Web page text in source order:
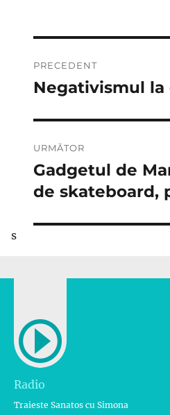
în
PRECEDENT
Articolul
Negativismul la
URMĂTOR
Articolul
următor:
Gadgetul de
de skateboard,
s
Radio
Traieste Sanatos cu Simona